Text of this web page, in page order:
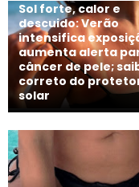
Sol forte, calor e
descuido: Verão
intensifica
aumenta alerta
câncer de pele;
correto do
solar